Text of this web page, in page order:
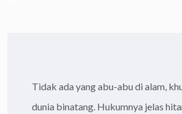
Tidak ada yang abu-abu di alam,
dunia binatang. Hukumnya jelas